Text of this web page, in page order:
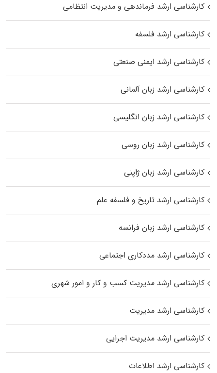
کارشناسی ارشد فرماندهی و مدیریت انتظامی
کارشناسی ارشد فلسفه
کارشناسی ارشد ایمنی صنعتی
کارشناسی ارشد زبان آلمانی
کارشناسی ارشد زبان انگلیسی
کارشناسی ارشد زبان روسی
کارشناسی ارشد زبان ژاپنی
کارشناسی ارشد تاریخ و فلسفه علم
کارشناسی ارشد زبان فرانسه
کارشناسی ارشد مددکاری اجتماعی
کارشناسی ارشد مدیریت کسب و کار و امور شهری
کارشناسی ارشد مدیریت
کارشناسی ارشد مدیریت اجرایی
کارشناسی ارشد اطلاعات